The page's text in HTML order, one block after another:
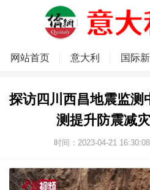
网站首页 意大利 国际
探访四川西昌地震监测
测提升防震减
时间：2023-04-21 16:30:08